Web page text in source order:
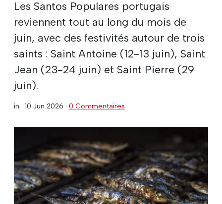
Les Santos Populares portugais
reviennent tout au long du mois de
juin, avec des festivités autour de trois
saints : Saint Antoine (12-13 juin), Saint
Jean (23-24 juin) et Saint Pierre (29
juin).
in · 10 Jun 2026 · 0 Commentaires